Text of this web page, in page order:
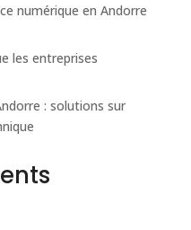
numérique en Andorre
les entreprises
: solutions sur